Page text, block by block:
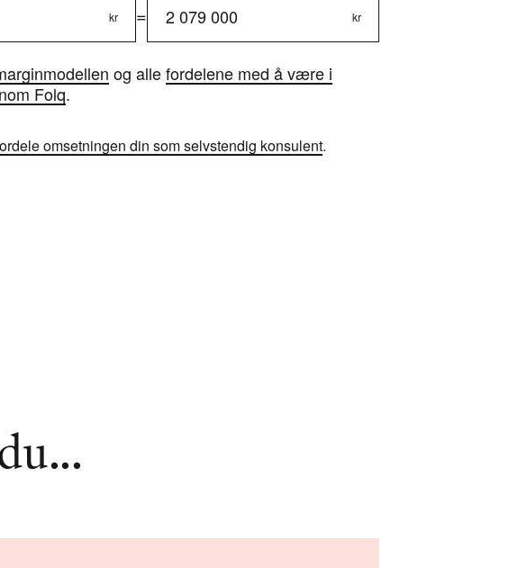
kr = 2 079 000 kr
og allefordelene med å være i
Folq.
omsetningen din som selvstendig konsulent.